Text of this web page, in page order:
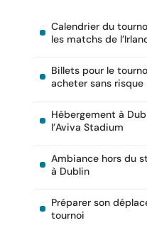
Calendrier du
les matchs de
Billets pour le
acheter sans risque
Hébergement à
l’Aviva Stadium
Ambiance hors du
à Dublin
Préparer son
tournoi